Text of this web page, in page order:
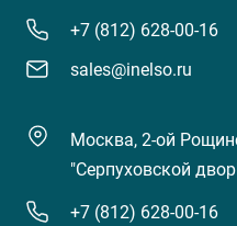
+7 (812) 628-00-16
sales@inelso.ru
Москва, 2-ой
"Серпуховской
+7 (812) 628-00-16